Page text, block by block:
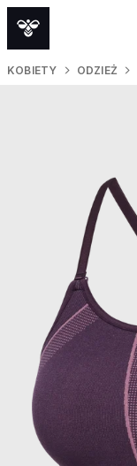
KOBIETY ODZIEŻ